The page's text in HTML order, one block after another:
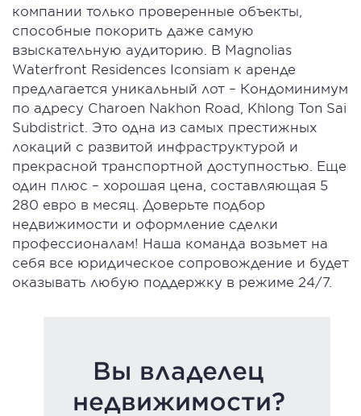
компании только проверенные объекты,
способные покорить даже самую
взыскательную аудиторию. В Magnolias
Waterfront Residences Iconsiam к аренде
предлагается уникальный лот – Кондоминимум
по адресу Charoen Nakhon Road, Khlong Ton Sai
Subdistrict. Это одна из самых престижных
локаций с развитой инфраструктурой и
прекрасной транспортной доступностью. Еще
один плюс – хорошая цена, составляющая 5
280 евро в месяц. Доверьте подбор
недвижимости и оформление сделки
профессионалам! Наша команда возьмет на
себя все юридическое сопровождение и будет
оказывать любую поддержку в режиме 24/7.
Вы владелец
недвижимости?